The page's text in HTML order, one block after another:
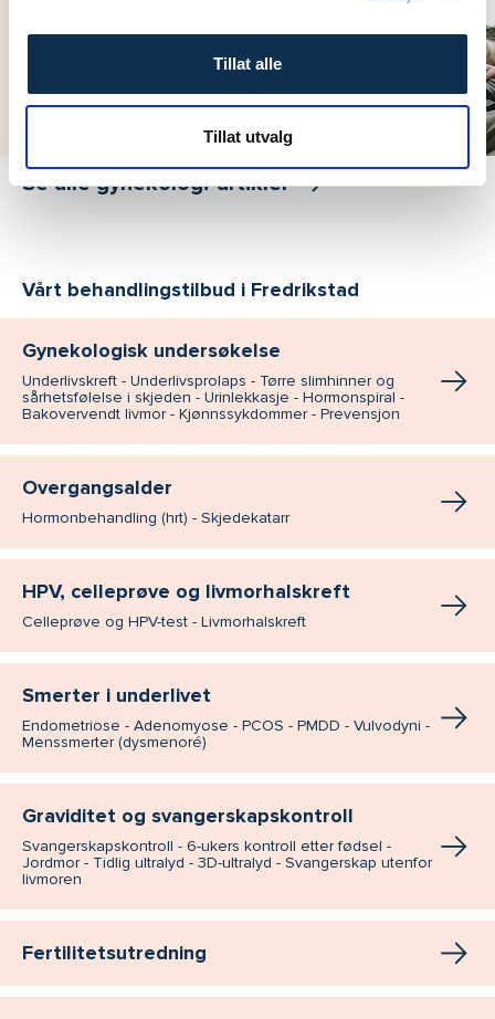
Tillat alle
Tillat utvalg
Se alle gynekologi-artikler
Vårt behandlingstilbud i Fredrikstad
Gynekologisk undersøkelse
Underlivskreft - Underlivsprolaps - Tørre slimhinner og
sårhetsfølelse i skjeden - Urinlekkasje - Hormonspiral -
Bakovervendt livmor - Kjønnssykdommer - Prevensjon
Overgangsalder
Hormonbehandling (hrt) - Skjedekatarr
HPV, celleprøve og livmorhalskreft
Celleprøve og HPV-test - Livmorhalskreft
Smerter i underlivet
Endometriose - Adenomyose - PCOS - PMDD - Vulvodyni -
Menssmerter (dysmenoré)
Graviditet og svangerskapskontroll
Svangerskapskontroll - 6-ukers kontroll etter fødsel -
Jordmor - Tidlig ultralyd - 3D-ultralyd - Svangerskap utenfor
livmoren
Fertilitetsutredning